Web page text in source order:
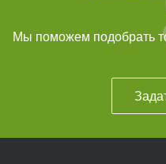
Мы поможем подобрать